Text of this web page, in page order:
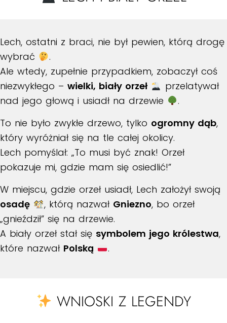
Lech, ostatni z braci, nie był pewien, którą drogę
wybrać
.
Ale wtedy, zupełnie przypadkiem, zobaczył coś
niezwykłego – wielki, biały orzeł
przelatywał
nad jego głową i usiadł na drzewie
.
To nie było zwykłe drzewo, tylko ogromny dąb,
który wyróżniał się na tle całej okolicy.
Lech pomyślał: „To musi być znak! Orzeł
pokazuje mi, gdzie mam się osiedlić!”
W miejscu, gdzie orzeł usiadł, Lech założył swoją
osadę
, którą nazwał Gniezno, bo orzeł
„gnieździł” się na drzewie.
A biały orzeł stał się symbolem jego królestwa,
które nazwał Polską .
WNIOSKI Z LEGENDY